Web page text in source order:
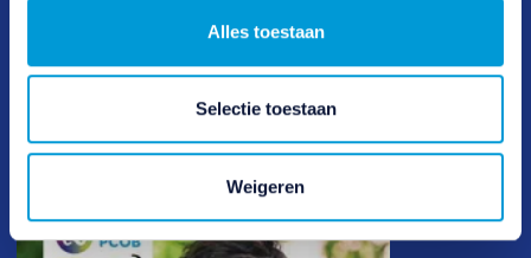
Alles toestaan
Selectie toestaan
Weigeren
T: 0348 46 66 88
E: adviesteam@anbo-pcob.nl